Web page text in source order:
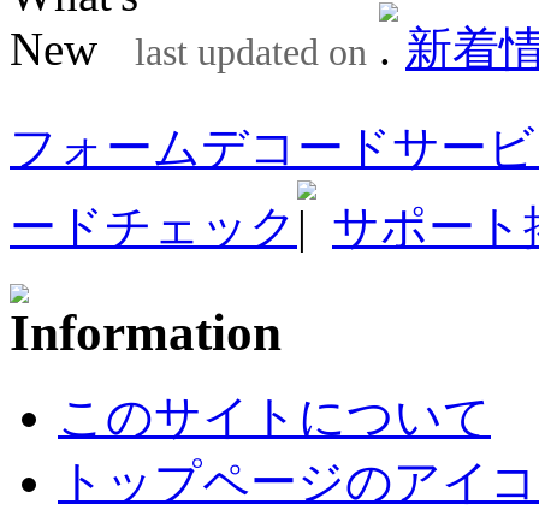
last updated on
新着
フォームデコードサー
ードチェック
サポート
このサイトについて
トップページのアイ